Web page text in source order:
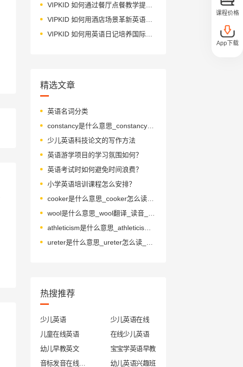
VIPKID 如何通过餐厅点餐教学提升少儿英语应用能力？
VIPKID 如何用酒店场景革新英语教学？
VIPKID 如何用英语日记培养国际化人才？
精选文章
英语名词分类
constancy是什么意思_constancy怎么读_音标ˈkɒnstənsɪ
少儿英语科技论文的写作方法
英语游学项目的学习氛围如何？
英语考试时如何避免时间浪费？
小学英语培训课程怎么安排？
cooker是什么意思_cooker怎么读_音标'kʊkə(r)
athleticism是什么意思_athleticism怎么读_音标æθ'letisizm
热搜推荐
少儿英语
少儿英语在线
儿童在线英语
在线少儿英语
幼儿早教英文
宝宝学英语早教
幼儿英语兴趣班
课程价格
App下载